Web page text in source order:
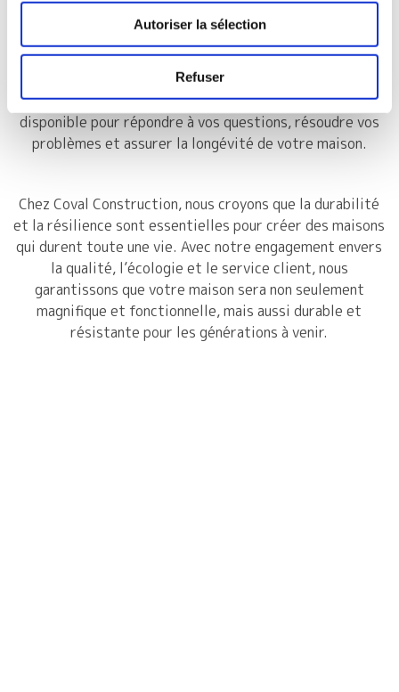
Autoriser la sélection
Refuser
la livraison de la maison. Nous proposons des services de
suivi pour garantir que votre maison reste en parfait
état de fonctionnement. Notre équipe est toujours
disponible pour répondre à vos questions, résoudre vos
problèmes et assurer la longévité de votre maison.
Chez Coval Construction, nous croyons que la durabilité
et la résilience sont essentielles pour créer des maisons
qui durent toute une vie. Avec notre engagement envers
la qualité, l’écologie et le service client, nous
garantissons que votre maison sera non seulement
magnifique et fonctionnelle, mais aussi durable et
résistante pour les générations à venir.